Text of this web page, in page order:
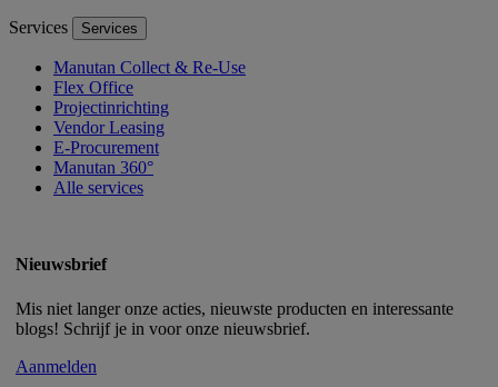
Services Services
Manutan Collect & Re-Use
Flex Office
Projectinrichting
Vendor Leasing
E-Procurement
Manutan 360°
Alle services
Nieuwsbrief
Mis niet langer onze acties, nieuwste producten en interessante
blogs! Schrijf je in voor onze nieuwsbrief.
Aanmelden